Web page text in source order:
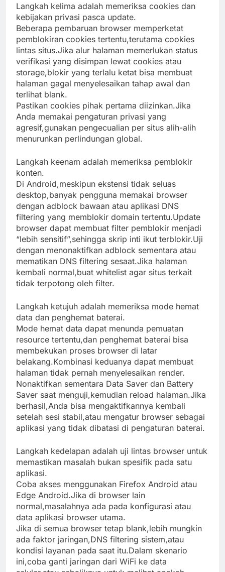
Langkah kelima adalah memeriksa cookies dan
kebijakan privasi pasca update.
Beberapa pembaruan browser memperketat
pemblokiran cookies tertentu,terutama cookies
lintas situs.Jika alur halaman memerlukan status
verifikasi yang disimpan lewat cookies atau
storage,blokir yang terlalu ketat bisa membuat
halaman gagal menyelesaikan tahap awal dan
terlihat blank.
Pastikan cookies pihak pertama diizinkan.Jika
Anda memakai pengaturan privasi yang
agresif,gunakan pengecualian per situs alih-alih
menurunkan perlindungan global.
Langkah keenam adalah memeriksa pemblokir
konten.
Di Android,meskipun ekstensi tidak seluas
desktop,banyak pengguna memakai browser
dengan adblock bawaan atau aplikasi DNS
filtering yang memblokir domain tertentu.Update
browser dapat membuat filter pemblokir menjadi
“lebih sensitif”,sehingga skrip inti ikut terblokir.Uji
dengan menonaktifkan adblock sementara atau
mematikan DNS filtering sesaat.Jika halaman
kembali normal,buat whitelist agar situs terkait
tidak terpotong oleh filter.
Langkah ketujuh adalah memeriksa mode hemat
data dan penghemat baterai.
Mode hemat data dapat menunda pemuatan
resource tertentu,dan penghemat baterai bisa
membekukan proses browser di latar
belakang.Kombinasi keduanya dapat membuat
halaman tidak pernah menyelesaikan render.
Nonaktifkan sementara Data Saver dan Battery
Saver saat menguji,kemudian reload halaman.Jika
berhasil,Anda bisa mengaktifkannya kembali
setelah sesi stabil,atau mengatur browser sebagai
aplikasi yang tidak dibatasi di pengaturan baterai.
Langkah kedelapan adalah uji lintas browser untuk
memastikan masalah bukan spesifik pada satu
aplikasi.
Coba akses menggunakan Firefox Android atau
Edge Android.Jika di browser lain
normal,masalahnya ada pada konfigurasi atau
data aplikasi browser utama.
Jika di semua browser tetap blank,lebih mungkin
ada faktor jaringan,DNS filtering sistem,atau
kondisi layanan pada saat itu.Dalam skenario
ini,coba ganti jaringan dari WiFi ke data